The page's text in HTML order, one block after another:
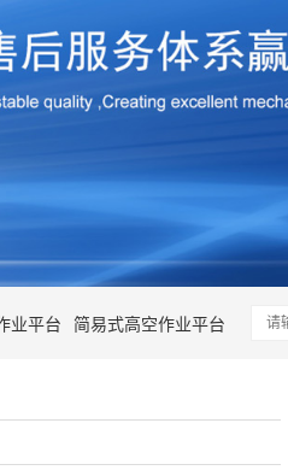
业平台 简易式高空作业平台